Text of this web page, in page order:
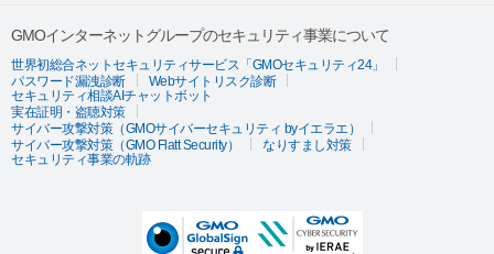
GMOインターネットグループのセキュリティ事業について
世界初総合ネットセキュリティサービス「GMOセキュリティ24」
パスワード漏洩診断
Webサイトリスク診断
セキュリティ相談AIチャットボット
実在証明・盗聴対策
サイバー攻撃対策（GMOサイバーセキュリティ byイエラエ）
サイバー攻撃対策（GMO Flatt Security）
なりすまし対策
セキュリティ事業の軌跡